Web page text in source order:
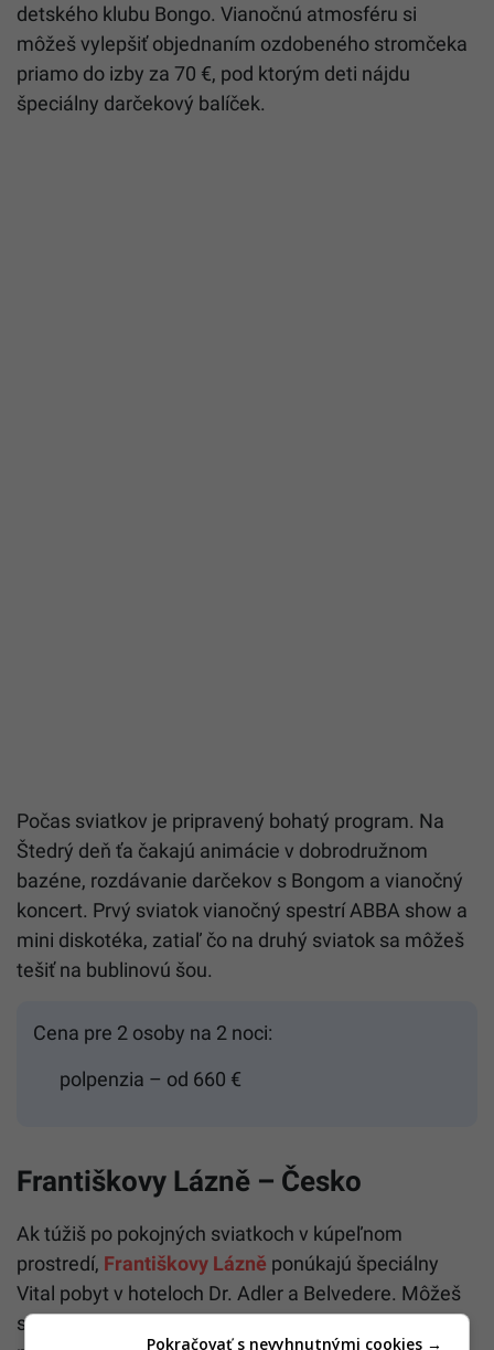
detského klubu Bongo. Vianočnú atmosféru si
môžeš vylepšiť objednaním ozdobeného stromčeka
priamo do izby za 70 €, pod ktorým deti nájdu
špeciálny darčekový balíček.
Počas sviatkov je pripravený bohatý program. Na
Štedrý deň ťa čakajú animácie v dobrodružnom
bazéne, rozdávanie darčekov s Bongom a vianočný
koncert. Prvý sviatok vianočný spestrí ABBA show a
mini diskotéka, zatiaľ čo na druhý sviatok sa môžeš
tešiť na bublinovú šou.
Cena pre 2 osoby na 2 noci:
polpenzia – od 660 €
Františkovy Lázně – Česko
Ak túžiš po pokojných sviatkoch v kúpeľnom
prostredí, Františkovy Lázně ponúkajú špeciálny
Vital pobyt v hoteloch Dr. Adler a Belvedere. Môžeš
si vybrať medzi dvoma termínmi – štvornočným
Pokračovať s nevyhnutnými cookies →